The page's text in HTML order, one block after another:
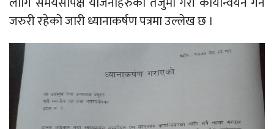
जरुरी रहेको जारी ध्यानाकर्षण पत्रमा उल्लेख छ ।